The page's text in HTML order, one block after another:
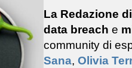
La Redazione
data breach e
community di
Sana, Olivia